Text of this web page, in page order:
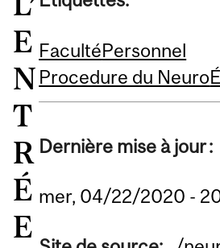
E
N
T
R
É
E
FacultéPersonnel
Procedure du Neuro
Dernière mise à jour :
mer, 04/22/2020 -